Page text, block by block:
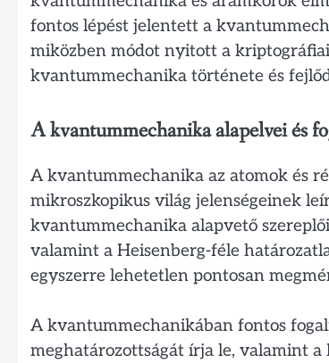
fontos lépést jelentett a
miközben módot nyitott a
kvantummechanika története és
A kvantummechanika alapelvei és
A kvantummechanika az atomok és
mikroszkopikus világ jelenségeinek
kvantummechanika alapvető
valamint a Heisenberg-féle
egyszerre lehetetlen pontosan
A kvantummechanikában fontos
meghatározottságát írja le, valamint